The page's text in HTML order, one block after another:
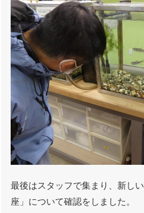
最後はスタッフで集まり、新し
座」について確認をしました。